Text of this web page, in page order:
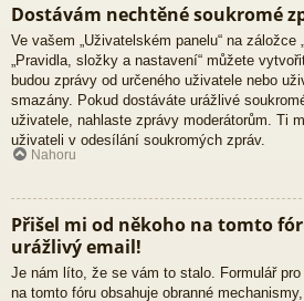
Dostávám nechtěné soukromé
Ve vašem „Uživatelském panelu“ na záložce
„Pravidla, složky a nastavení“ můžete
budou zprávy od určeného uživatele nebo
smazány. Pokud dostáváte urážlivé
uživatele, nahlaste zprávy moderátorům. Ti
uživateli v odesílání soukromých zpráv.
Nahoru
Přišel mi od někoho na tomto
urážlivý email!
Je nám líto, že se vám to stalo. Formulář
na tomto fóru obsahuje obranné